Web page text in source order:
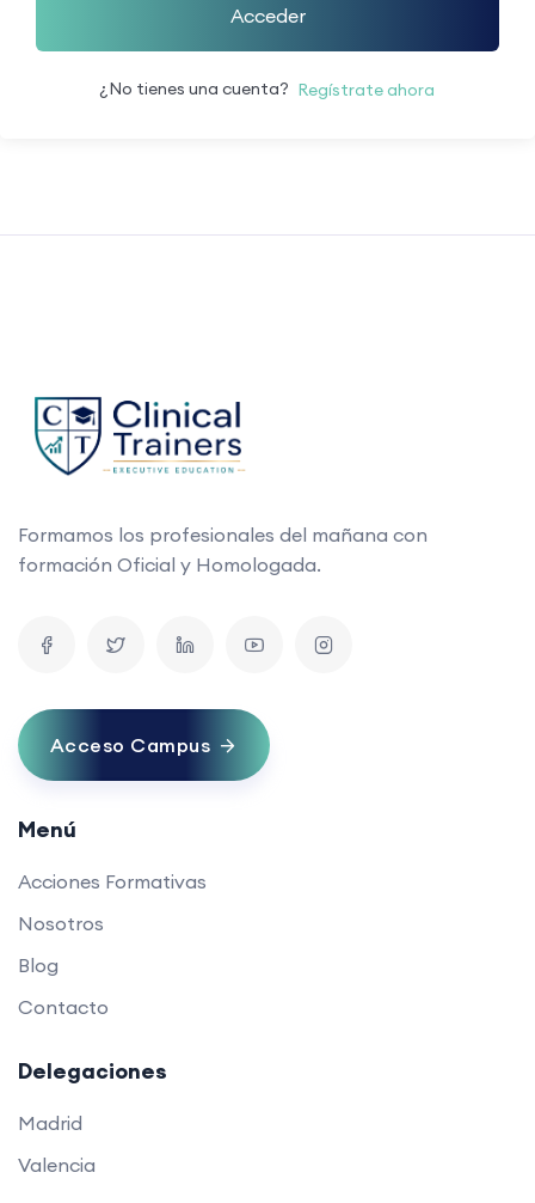
Acceder
¿No tienes una cuenta? Regístrate ahora
Formamos los profesionales del mañana con
formación Oficial y Homologada.
Acceso Campus
Menú
Acciones Formativas
Nosotros
Blog
Contacto
Delegaciones
Madrid
Valencia